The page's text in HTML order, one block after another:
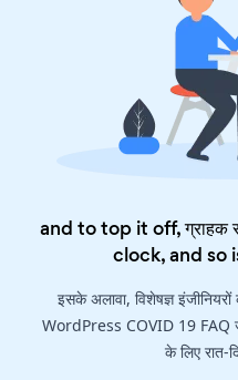
and to top it off, ग्राहक
clock, and so
इसके अलावा, विशेषज्ञ
WordPress COVID 19
के लिए रात-